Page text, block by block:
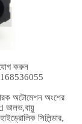
করুন
অটোমেশন অংশের
ভালভ,বায়ু
সিলিন্ডার,